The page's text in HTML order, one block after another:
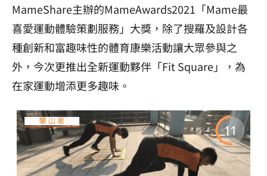
MameShare主辦的MameAwards2021「Mame最
喜愛運動體驗策劃服務」大獎，除了搜羅及設計各
種創新和富趣味性的體育康樂活動讓大眾參與之
外，今次更推出全新運動夥伴「Fit Square」，為
在家運動增添更多趣味。